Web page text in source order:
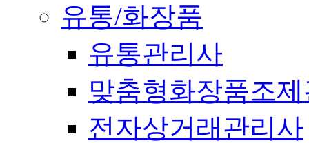
유통/화장품
유통관리사
맞춤형화장품조
전자상거래관리사